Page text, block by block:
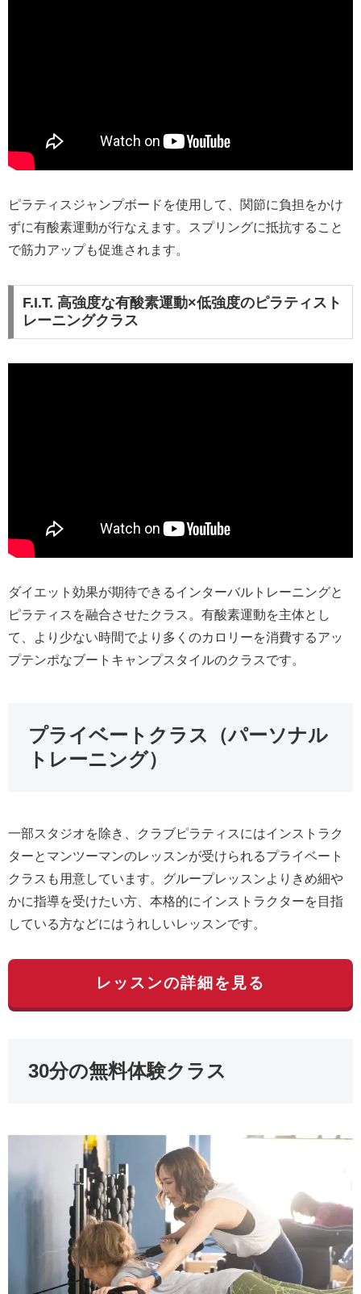
ピラティスジャンプボードを使用して、関節に負担をかけ
ずに有酸素運動が行なえます。スプリングに抵抗すること
で筋力アップも促進されます。
F.I.T. 高強度な有酸素運動×低強度のピラティスト
レーニングクラス
ダイエット効果が期待できるインターバルトレーニングと
ピラティスを融合させたクラス。有酸素運動を主体とし
て、より少ない時間でより多くのカロリーを消費するアッ
プテンポなブートキャンプスタイルのクラスです。
プライベートクラス（パーソナル
トレーニング）
一部スタジオを除き、クラブピラティスにはインストラク
ターとマンツーマンのレッスンが受けられるプライベート
クラスも用意しています。グループレッスンよりきめ細や
かに指導を受けたい方、本格的にインストラクターを目指
している方などにはうれしいレッスンです。
レッスンの詳細を見る
30分の無料体験クラス